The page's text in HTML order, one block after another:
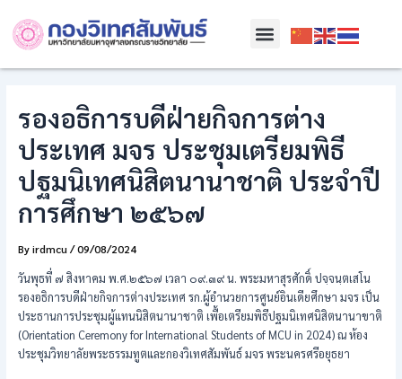
content
Menu
รองอธิการบดีฝ่ายกิจการต่าง
ประเทศ มจร ประชุมเตรียมพิธี
ปฐมนิเทศนิสิตนานาชาติ ประจำปี
การศึกษา ๒๕๖๗
Byirdmcu/09/08/2024
วันพุธที่ ๗ สิงหาคม พ.ศ.๒๕๖๗ เวลา ๐๙.๓๙ น. พระมหาสุรศักดิ์ ปจฺจนฺตเสโน
รองอธิการบดีฝ่ายกิจการต่างประเทศ รก.ผู้อำนวยการศูนย์อินเดียศึกษา มจร เป็น
ประธานการประชุมผู้แทนนิสิตนานาชาติ เพื้อเตรียมพิธีปฐมนิเทศนิสิตนานาขาติ
(Orientation Ceremony for International Students of MCU in 2024) ณ ห้อง
ประชุมวิทยาลัยพระธรรมทูตและกองวิเทศสัมพันธ์ มจร พระนครศรีอยุธยา
navigation